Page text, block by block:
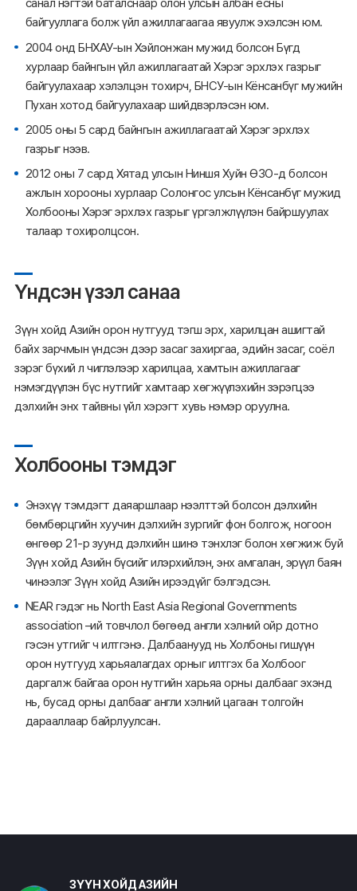
санал нэгтэй баталснаар олон улсын албан ёсны
байгууллага болж үйл ажиллагаагаа явуулж эхэлсэн юм.
2004 онд БНХАУ-ын Хэйлонжан мужид болсон Бүгд
хурлаар байнгын үйл ажиллагаатай Хэрэг эрхлэх газрыг
байгуулахаар хэлэлцэн тохирч, БНСУ-ын Кёнсанбүг мужийн
Пухан хотод байгуулахаар шийдвэрлэсэн юм.
2005 оны 5 сард байнгын ажиллагаатай Хэрэг эрхлэх
газрыг нээв.
2012 оны 7 сард Хятад улсын Ниншя Хуйн ӨЗО-д болсон
ажлын хорооны хурлаар Солонгос улсын Кёнсанбүг мужид
Холбооны Хэрэг эрхлэх газрыг үргэлжлүүлэн байршуулах
талаар тохиролцсон.
Үндсэн үзэл санаа
Зүүн хойд Азийн орон нутгууд тэгш эрх, харилцан ашигтай
байх зарчмын үндсэн дээр засаг захиргаа, эдийн засаг, соёл
зэрэг бүхий л чиглэлээр харилцаа, хамтын ажиллагааг
нэмэгдүүлэн бүс нутгийг хамтаар хөгжүүлэхийн зэрэгцээ
дэлхийн энх тайвны үйл хэрэгт хувь нэмэр оруулна.
Холбооны тэмдэг
Энэхүү тэмдэгт даяаршлаар нээлттэй болсон дэлхийн
бөмбөрцгийн хуучин дэлхийн зургийг фон болгож, ногоон
өнгөөр 21-р зуунд дэлхийн шинэ тэнхлэг болон хөгжиж буй
Зүүн хойд Азийн бүсийг илэрхийлэн, энх амгалан, эрүүл баян
чинээлэг Зүүн хойд Азийн ирээдүйг бэлгэдсэн.
NEAR гэдэг нь North East Asia Regional Governments
association –ий товчлол бөгөөд англи хэлний ойр дотно
гэсэн утгийг ч илтгэнэ. Далбаанууд нь Холбоны гишүүн
орон нутгууд харьяалагдах орныг илтгэх ба Холбоог
даргалж байгаа орон нутгийн харьяа орны далбааг эхэнд
нь, бусад орны далбааг англи хэлний цагаан толгойн
дарааллаар байрлуулсан.
ЗҮҮН ХОЙД АЗИЙН